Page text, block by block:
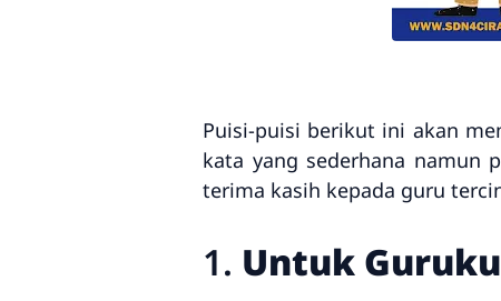
Puisi-puisi berikut ini akan
kata yang sederhana namun
terima kasih kepada guru
1. Untuk